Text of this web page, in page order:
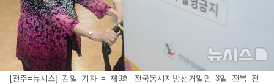
[전주=뉴시스] 김얼 기자 = 제9회 전국동시지방선거일인 3일 전북 전